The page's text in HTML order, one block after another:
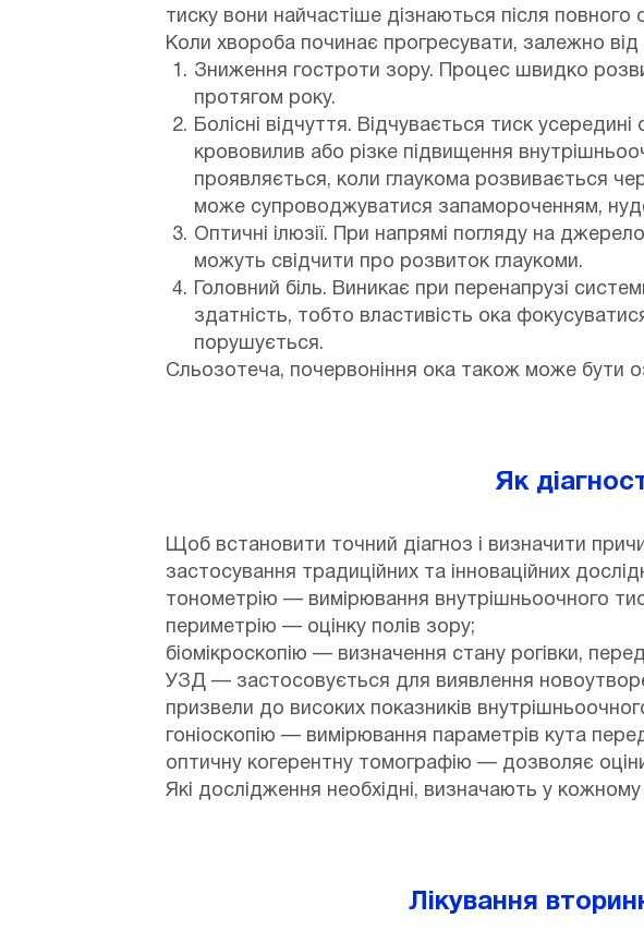
тиску вони найчастіше дізнаються після
Коли хвороба починає прогресувати, залежно
Зниження гостроти зору. Процес швидко
протягом року.
Болісні відчуття. Відчувається тиск
крововилив або різке підвищення
проявляється, коли глаукома розвивається
може супроводжуватися запамороченням,
Оптичні ілюзії. При напрямі погляду на
можуть свідчити про розвиток глаукоми.
Головний біль. Виникає при перенапрузі
здатність, тобто властивість ока
порушується.
Сльозотеча, почервоніння ока також може бути
Як
Щоб встановити точний діагноз і визначити
застосування традиційних та інноваційних
тонометрію — вимірювання внутрішньоочного
периметрію — оцінку полів зору;
біомікроскопію — визначення стану рогівки,
УЗД — застосовується для виявлення
призвели до високих показників
гоніоскопію — вимірювання параметрів кута
оптичну когерентну томографію — дозволяє
Які дослідження необхідні, визначають у кожному
Лікування